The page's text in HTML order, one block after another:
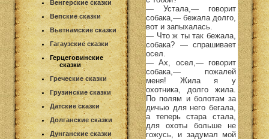
Венгерские сказки
Вепские сказки
Вьетнамские сказки
Гагаузские сказки
Герцеговинские
сказки
Греческие сказки
Грузинские сказки
Датские сказки
Долганские сказки
Дунганские сказки
— Устала,— говорит
собака,— бежала долго,
вот и запыхалась.
— Что ж ты так бежала,
собака? — спрашивает
осел.
— Ах, осел,— говорит
собака,— пожалей
меня! Жила я у
охотника, долго жила.
По полям и болотам за
дичью для него бегала,
а теперь стара стала,
для охоты больше не
гожусь, и задумал мой